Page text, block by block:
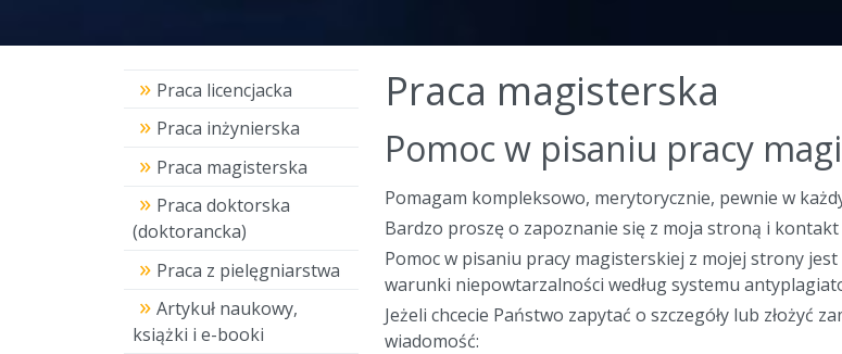
Praca licencjacka
Praca inżynierska
Praca magisterska
Praca doktorska
(doktorancka)
Praca z pielęgniarstwa
Artykuł naukowy,
książki i e-booki
Praca magisterska
Pomoc w pisaniu pracy
Pomagam kompleksowo, merytorycznie, pewnie w
Bardzo proszę o zapoznanie się z moja stroną i kontakt
Pomoc w pisaniu pracy magisterskiej z mojej strony
warunki niepowtarzalności według systemu
Jeżeli chcecie Państwo zapytać o szczegóły lub złożyć
wiadomość: